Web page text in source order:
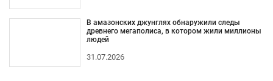
В амазонских джунглях обнаружили следы
древнего мегаполиса, в котором жили миллионы
людей
31.07.2026